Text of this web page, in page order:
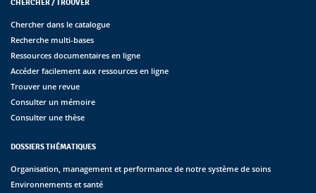
CHERCHER / TROUVER
Chercher dans le catalogue
Recherche multi-bases
Ressources documentaires en ligne
Accéder facilement aux ressources en ligne
Trouver une revue
Consulter un mémoire
Consulter une thèse
DOSSIERS THÉMATIQUES
Organisation, management et performance de notre système de soins
Environnements et santé